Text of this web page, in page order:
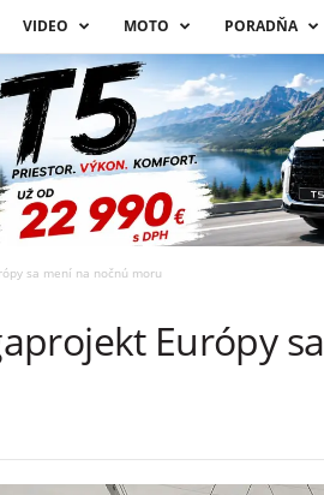
VIDEO MOTO PORADŇA
sa mení na nočnú moru
Európy sa